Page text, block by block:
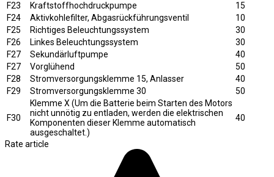
F23
Kraftstoffhochdruckpumpe
15
F24
Aktivkohlefilter, Abgasrückführungsventil
10
F25
Richtiges Beleuchtungssystem
30
F26
Linkes Beleuchtungssystem
30
F27
Sekundärluftpumpe
40
F27
Vorglühend
50
F28
Stromversorgungsklemme 15, Anlasser
40
F29
Stromversorgungsklemme 30 50
F30
Klemme X (Um die Batterie beim Starten des Motors
nicht unnötig zu entladen, werden die elektrischen
Komponenten dieser Klemme automatisch
ausgeschaltet.)
40
Rate article